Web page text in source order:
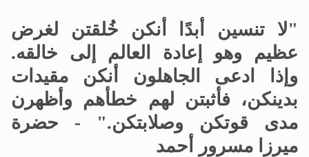
"لا تنسين أبدًا أنكن خُلقتن لغرض
عظيم وهو إعادة العالم إلى خالقه.
وإذا ادعى الجاهلون أنكن مقيدات
بدينكن، فأثبتن لهم خطأهم وأظهرن
مدى قوتكن وصلابتكن." - حضرة
ميرزامسرور أحمد